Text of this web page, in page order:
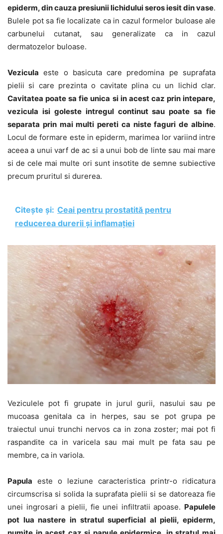
epiderm, din cauza presiunii lichidului seros iesit din vase.
Bulele pot sa fie localizate ca in cazul formelor buloase ale
carbunelui cutanat, sau generalizate ca in cazul
dermatozelor buloase.
Vezicula este o basicuta care predomina pe suprafata
pielii si care prezinta o cavitate plina cu un lichid clar.
Cavitatea poate sa fie unica si in acest caz prin intepare,
vezicula isi goleste intregul continut sau poate sa fie
separata prin mai multi pereti ca niste faguri de albine.
Locul de formare este in epiderm, marimea lor variind intre
aceea a unui varf de ac si a unui bob de linte sau mai mare
si de cele mai multe ori sunt insotite de semne subiective
precum pruritul si durerea.
Citește și: Ceai pentru prostatită pentru
reducerea durerii și inflamației
Veziculele pot fi grupate in jurul gurii, nasului sau pe
mucoasa genitala ca in herpes, sau se pot grupa pe
traiectul unui trunchi nervos ca in zona zoster; mai pot fi
raspandite ca in varicela sau mai mult pe fata sau pe
membre, ca in variola.
Papula este o leziune caracteristica printr-o ridicatura
circumscrisa si solida la suprafata pielii si se datoreaza fie
unei ingrosari a pielii, fie unei infiltratii apoase. Papulele
pot lua nastere in stratul superficial al pielii, epiderm,